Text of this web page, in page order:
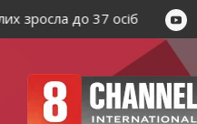
зросла до 37 осіб В